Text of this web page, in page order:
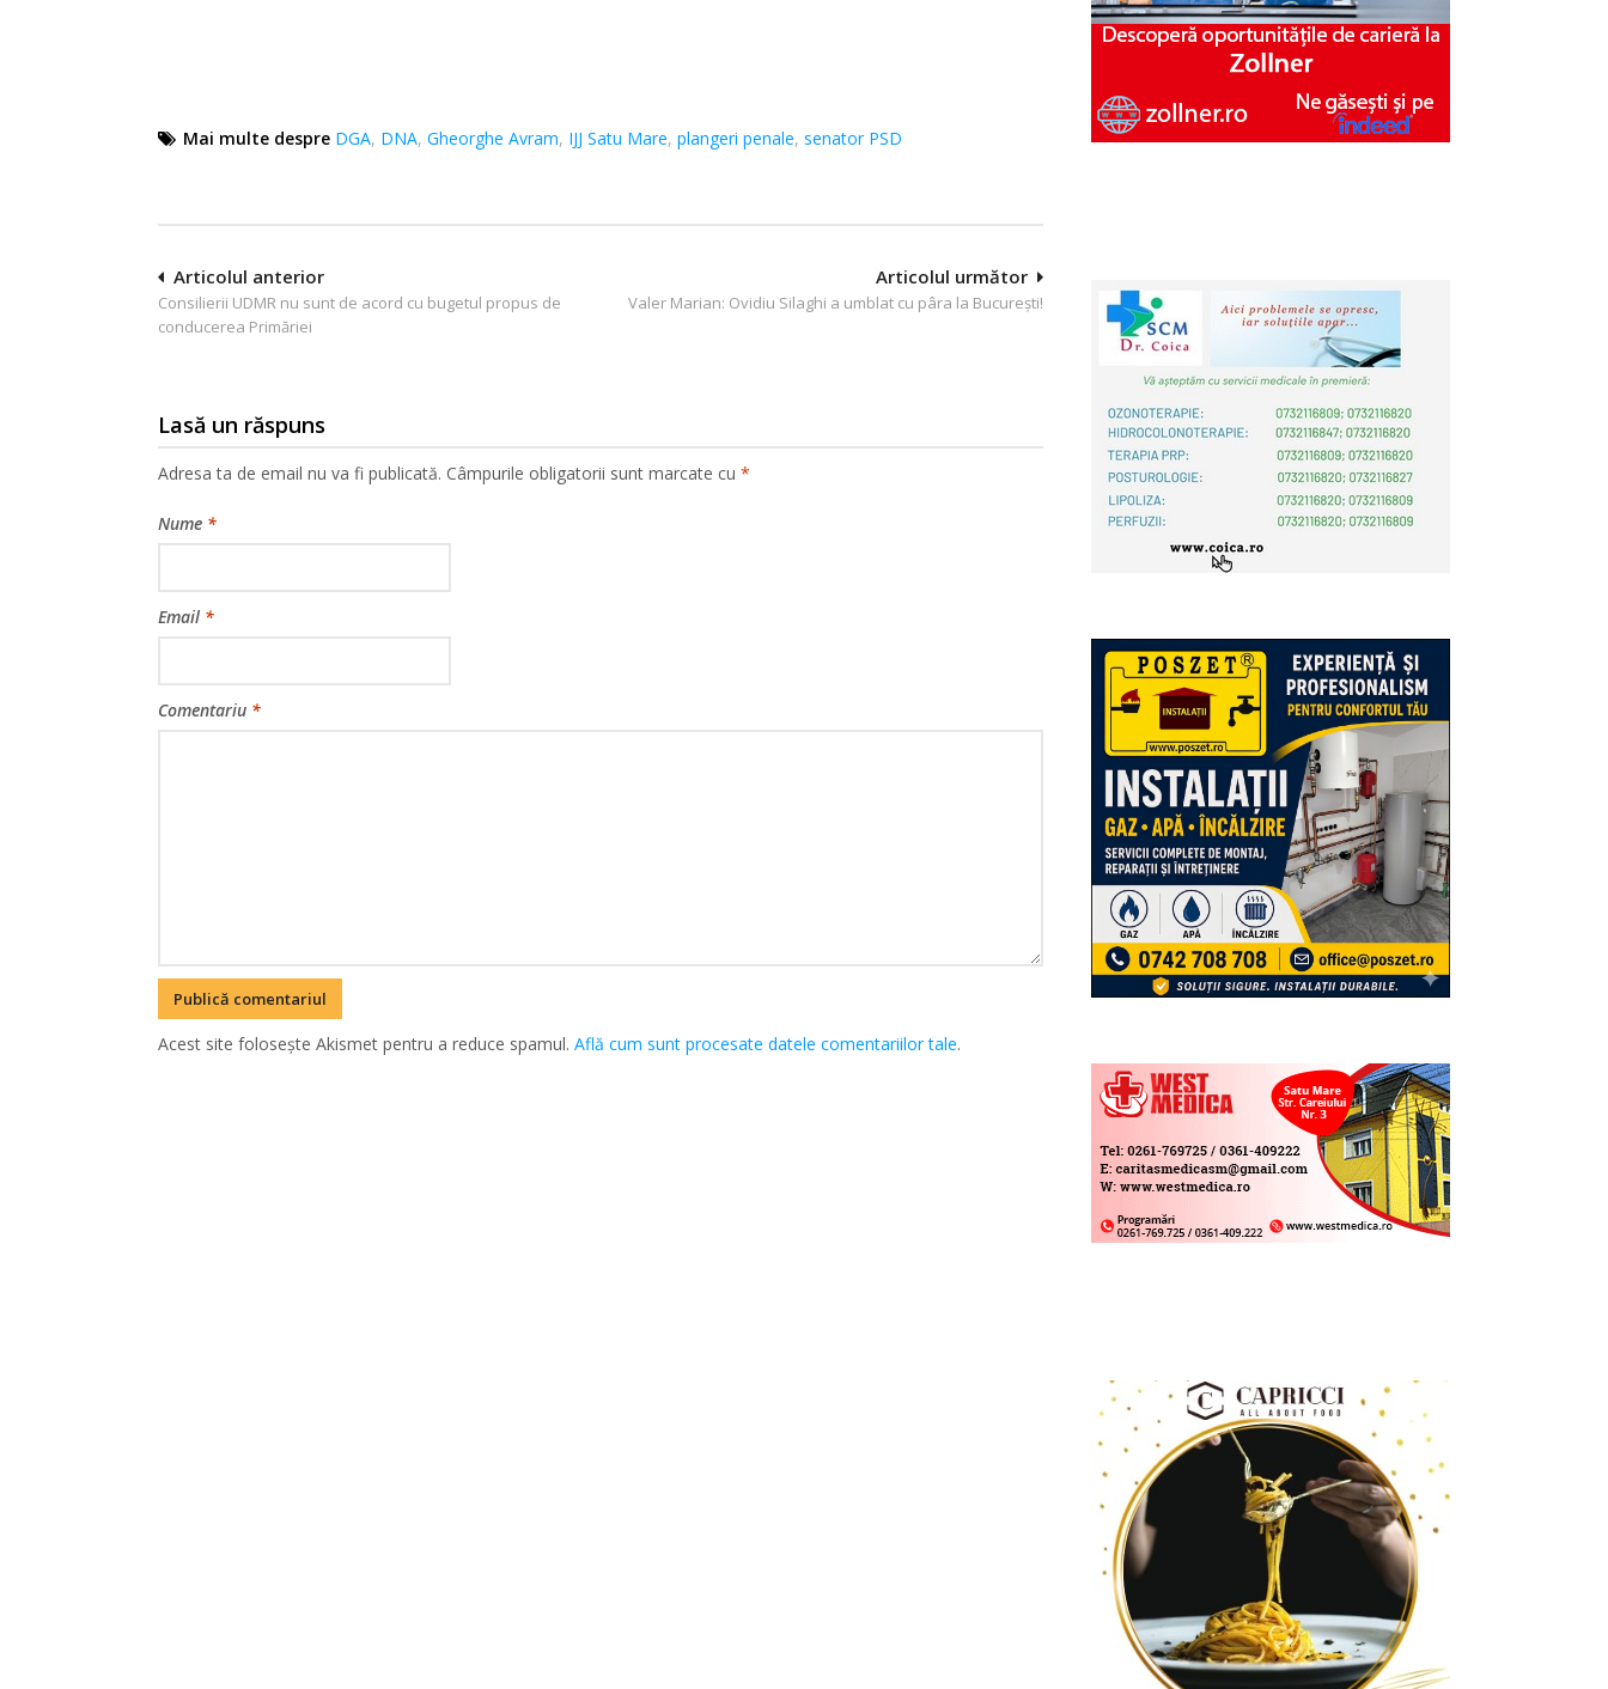
Mai multe despre DGA, DNA, Gheorghe Avram, IJJ Satu Mare, plangeri penale, senator PSD
Navigare
în
Articolul următor
Valer Marian: Ovidiu Silaghi a umblat cu pâra la Bucureşti!
Articolul anterior
Consilierii UDMR nu sunt de acord cu bugetul propus de
conducerea Primăriei
Lasă un răspuns
Adresa ta de email nu va fi publicată. Câmpurile obligatorii sunt marcate cu *
Nume *
Email *
Comentariu *
Acest site folosește Akismet pentru a reduce spamul. Află cum sunt procesate datele comentariilor tale.